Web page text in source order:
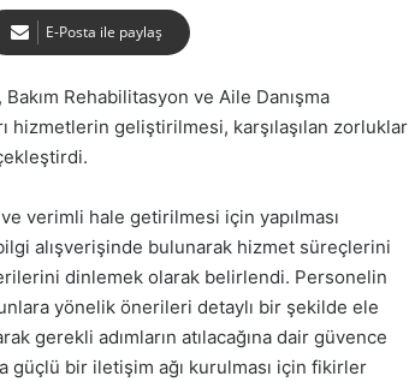
E-Posta ile paylaş
Rehabilitasyon ve Aile Danışma
hizmetlerin geliştirilmesi, karşılaşılan zorluklar
verimli hale getirilmesi için yapılması
alışverişinde bulunarak hizmet süreçlerini
dinlemek olarak belirlendi. Personelin
yönelik önerileri detaylı bir şekilde ele
gerekli adımların atılacağına dair güvence
güçlü bir iletişim ağı kurulması için fikirler